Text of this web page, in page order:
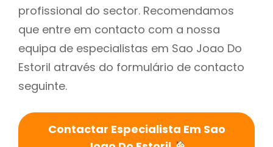
profissional do sector. Recomendamos
que entre em contacto com a nossa
equipa de especialistas em Sao Joao Do
Estoril através do formulário de contacto
seguinte.
Contactar Especialista Em Sao